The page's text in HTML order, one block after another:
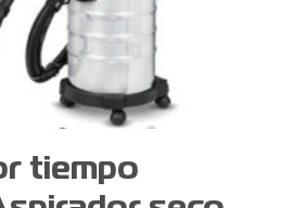
tiempo